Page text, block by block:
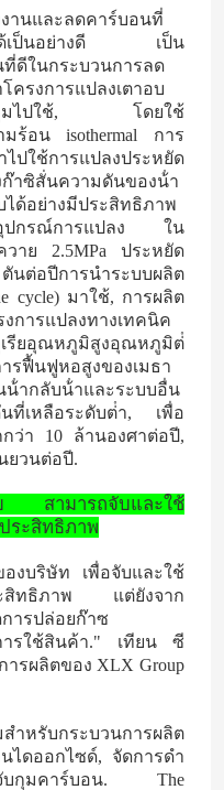
านและลดคาร์บอนที่
ได้เป็นอย่างดี เป็น
ดีในกระบวนการลด
ครงการแปลงเตาอบ
บคุมไปใช้, โดยใช้
ร้อน isothermal การ
ช้การแปลงประหยัด
าซิสั่นความดันของน้ํา
ด้อย่างมีประสิทธิภาพ
อุปกรณ์การแปลง ใน
าย 2.5MPa ประหยัด
ต่อปีการนําระบบผลิต
cycle) มาใช้, การผลิต
การแปลงทางเทคนิค
เรียอุณหภูมิสูงอุณหภูมิต่ํ
รฟื้นฟูหอสูงของเมธา
น้ํากลับน้ําและระบบอื่น
ที่เหลือระดับต่ํา, เพื่อ
ว่า 10 ล้านองศาต่อปี,
ยวนต่อปี.
ย สามารถจับและใช้
ระสิทธิภาพ
องบริษัท เพื่อจับและใช้
ะสิทธิภาพ แต่ยังจาก
ารปล่อยก๊าซ
ารใช้สินค้า." เทียน ซี
รผลิตของ XLX Group
าหรับกระบวนการผลิต
ไดออกไซด์, จัดการดํา
รจับกุมคาร์บอน. The